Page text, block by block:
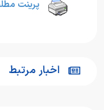
پرینت
اخبار مرتبط